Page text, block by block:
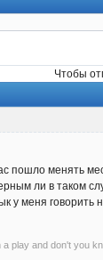
Чтобы
пошло менять
ли в таком
меня говорить
play and don't you